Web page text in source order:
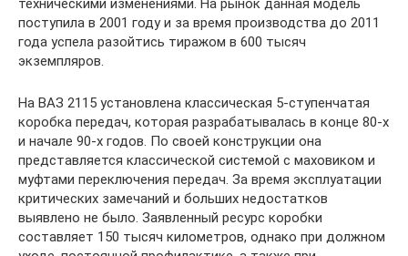
поступила в 2001 году и за время производства до 2011
года успела разойтись тиражом в 600 тысяч
экземпляров.
На ВАЗ 2115 установлена классическая 5-ступенчатая
коробка передач, которая разрабатывалась в конце 80-х
и начале 90-х годов. По своей конструкции она
представляется классической системой с маховиком и
муфтами переключения передач. За время эксплуатации
критических замечаний и больших недостатков
выявлено не было. Заявленный ресурс коробки
составляет 150 тысяч километров, однако при должном